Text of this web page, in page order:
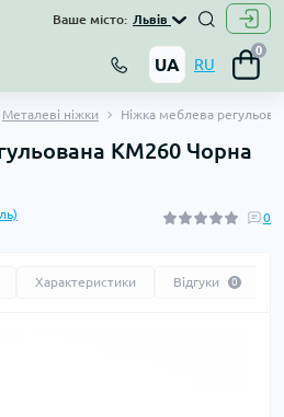
Ваше місто: Львів
UA RU
0
Металеві ніжки Ніжка меблева
KM260 Чорна
0
Характеристики Відгуки 0